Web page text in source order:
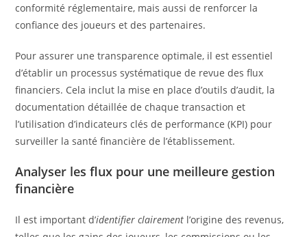
conformité réglementaire, mais aussi de renforcer la
confiance des joueurs et des partenaires.
Pour assurer une transparence optimale, il est essentiel
d’établir un processus systématique de revue des flux
financiers. Cela inclut la mise en place d’outils d’audit, la
documentation détaillée de chaque transaction et
l’utilisation d’indicateurs clés de performance (KPI) pour
surveiller la santé financière de l’établissement.
Analyser les flux pour une meilleure gestion
financière
Il est important d’identifier clairement l’origine des revenus,